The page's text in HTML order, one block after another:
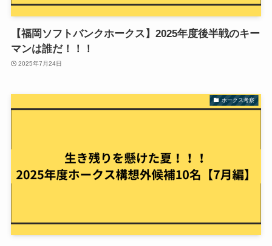
【福岡ソフトバンクホークス】2025年度後半戦のキー
マンは誰だ！！！
2025年7月24日
ホークス考察